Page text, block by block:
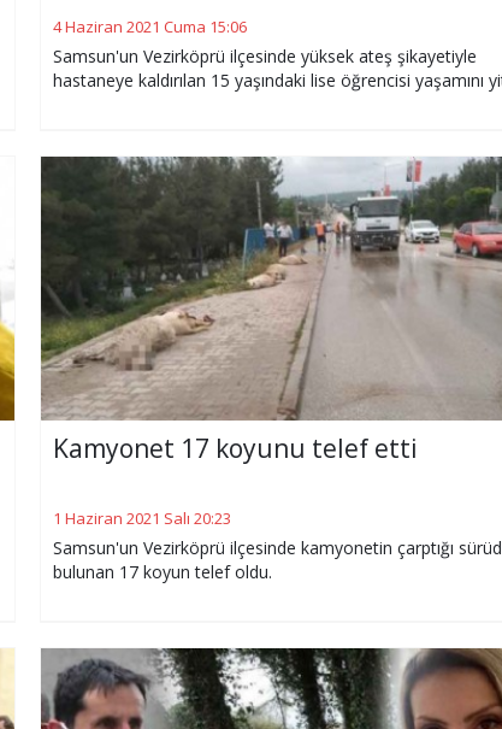
4 Haziran 2021 Cuma 15:06
Samsun'un Vezirköprü ilçesinde yüksek ateş şikayetiyle
hastaneye kaldırılan 15 yaşındaki lise öğrencisi yaşamını
Kamyonet 17 koyunu telef etti
1 Haziran 2021 Salı 20:23
Samsun'un Vezirköprü ilçesinde kamyonetin çarptığı
bulunan 17 koyun telef oldu.